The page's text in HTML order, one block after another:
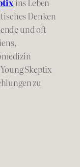
Denken
und oft
Skeptix
zu